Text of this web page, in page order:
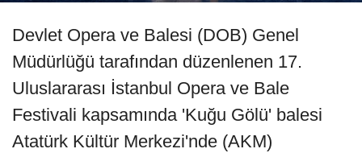
Devlet Opera ve Balesi (DOB) Genel
Müdürlüğü tarafından düzenlenen 17.
Uluslararası İstanbul Opera ve Bale
Festivali kapsamında 'Kuğu Gölü' balesi
Atatürk Kültür Merkezi'nde (AKM)